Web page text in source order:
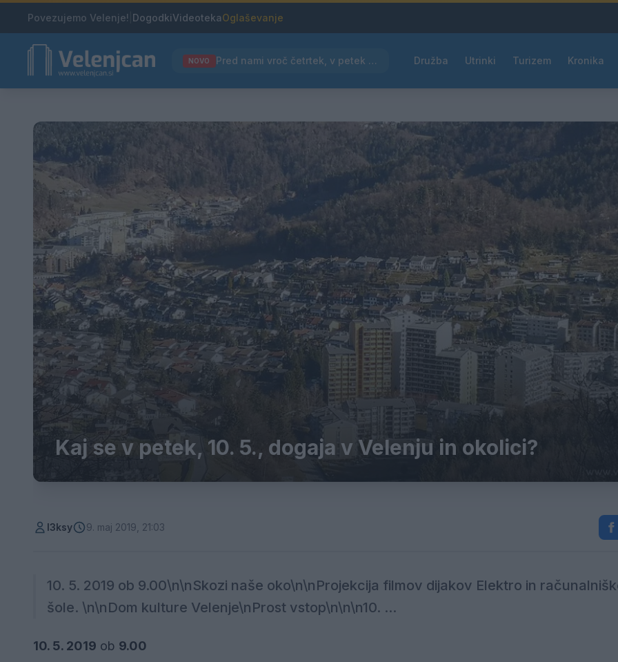
Povezujemo Velenje! DogodkiVideotekaOglaševanje
NOVO Pred nami vroč četrtek, v petek osvežitev Družba Utrinki Turizem Kronika
Kaj se v petek, 10. 5., dogaja v Velenju in okolici?
l3ksy 9. maj 2019, 21:03
10. 5. 2019 ob 9.00\n\nSkozi naše oko\n\nProjekcija filmov dijakov Elektro in
šole. \n\nDom kulture Velenje\nProst vstop\n\n\n10. ...
10. 5. 2019 ob 9.00